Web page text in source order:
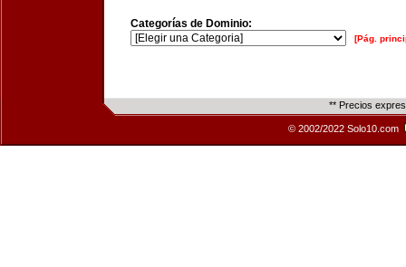
Categorías de Dominio:
[Pág.
** Precios
© 2002/2022 Solo10.com